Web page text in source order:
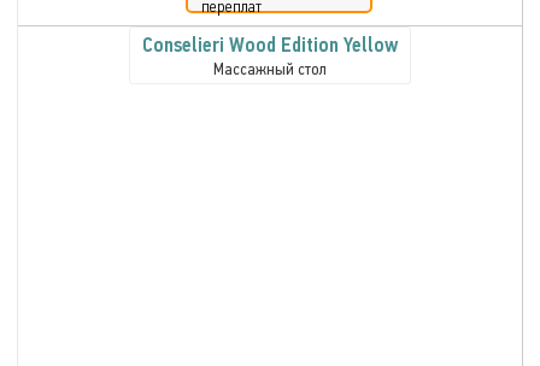
переплат
Conselieri Wood Edition Yellow
Массажный стол